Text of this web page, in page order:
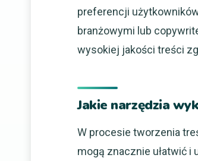
preferencji
branżowymi lub
wysokiej jakości treści
Jakie narzędzia
W procesie tworzenia
mogą znacznie ułatwić